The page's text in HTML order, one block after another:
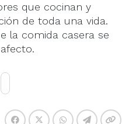
que cocinan y
de toda una vida.
la comida casera se